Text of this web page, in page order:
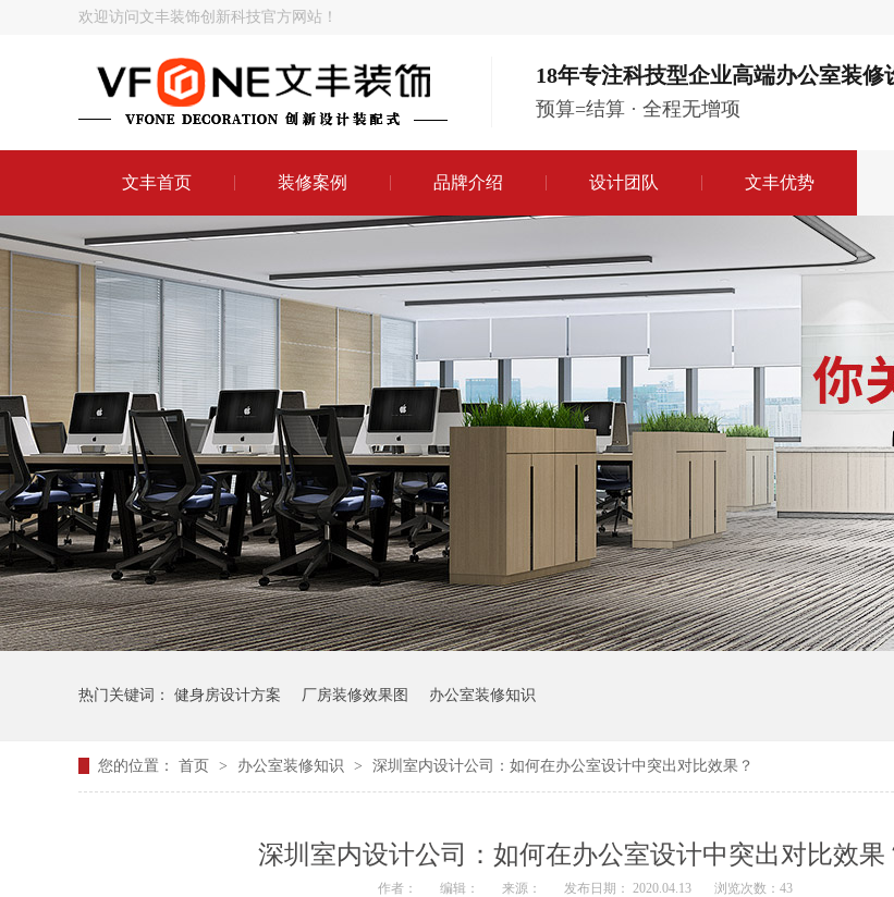
欢迎访问文丰装饰创新科技官方网站！
18年专注科技型企业高端办公室装修
预算=结算 · 全程无增项
文丰首页 装修案例 品牌介绍 设计团队 文丰优势
热门关键词： 健身房设计方案 厂房装修效果图 办公室装修知识
您的位置： 首页 > 办公室装修知识 > 深圳室内设计公司：如何在办公室设计中突出对比效果？
深圳室内设计公司：如何在办公室设计中突出对比效果
作者： 编辑： 来源： 发布日期： 2020.04.13 浏览次数： 43